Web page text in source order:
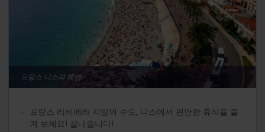
프랑스 니스의 해변
프랑스 리비에라 지방의 수도, 니스에서 편안한 휴식을 즐
겨 보세요! 끝내줍니다!